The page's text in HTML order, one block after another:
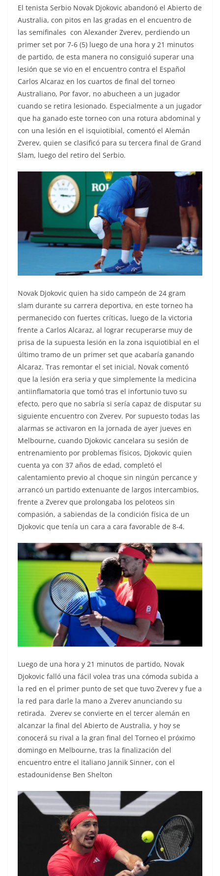
El tenista Serbio Novak Djokovic abandonó el Abierto de
Australia, con pitos en las gradas en el encuentro de
las semifinales con Alexander Zverev, perdiendo un
primer set por 7-6 (5) luego de una hora y 21 minutos
de partido, de esta manera no consiguió superar una
lesión que se vio en el encuentro contra el Español
Carlos Alcaraz en los cuartos de final del torneo
Australiano, Por favor, no abucheen a un jugador
cuando se retira lesionado. Especialmente a un jugador
que ha ganado este torneo con una rotura abdominal y
con una lesión en el isquiotibial, comentó el Alemán
Zverev, quien se clasificó para su tercera final de Grand
Slam, luego del retiro del Serbio.
Novak Djokovic quien ha sido campeón de 24 gram
slam durante su carrera deportiva, en este torneo ha
permanecido con fuertes críticas, luego de la victoria
frente a Carlos Alcaraz, al lograr recuperarse muy de
prisa de la supuesta lesión en la zona isquiotibial en el
último tramo de un primer set que acabaría ganando
Alcaraz. Tras remontar el set inicial, Novak comentó
que la lesión era seria y que simplemente la medicina
antiinflamatoria que tomó tras el infortunio tuvo su
efecto, pero que no sabría si sería capaz de disputar su
siguiente encuentro con Zverev. Por supuesto todas las
alarmas se activaron en la jornada de ayer jueves en
Melbourne, cuando Djokovic cancelara su sesión de
entrenamiento por problemas físicos, Djokovic quien
cuenta ya con 37 años de edad, completó el
calentamiento previo al choque sin ningún percance y
arrancó un partido extenuante de largos intercambios,
frente a Zverev que prolongaba los peloteos sin
compasión, a sabiendas de la condición física de un
Djokovic que tenía un cara a cara favorable de 8-4.
Luego de una hora y 21 minutos de partido, Novak
Djokovic falló una fácil volea tras una cómoda subida a
la red en el primer punto de set que tuvo Zverev y fue a
la red para darle la mano a Zverev anunciando su
retirada. Zverev se convierte en el tercer alemán en
alcanzar la final del Abierto de Australia, y hoy se
conocerá su rival a la gran final del Torneo el próximo
domingo en Melbourne, tras la finalización del
encuentro entre el italiano Jannik Sinner, con el
estadounidense Ben Shelton